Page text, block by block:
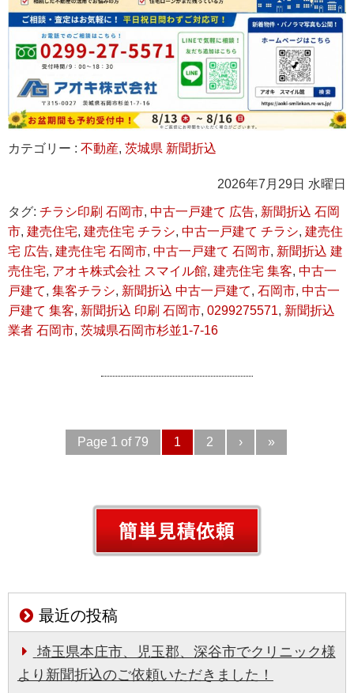
カテゴリー : 不動産, 茨城県 新聞折込
2026年7月29日 水曜日
タグ: チラシ印刷 石岡市, 中古一戸建て 広告, 新聞折込 石岡
市, 建売住宅, 建売住宅 チラシ, 中古一戸建て チラシ, 建売住
宅 広告, 建売住宅 石岡市, 中古一戸建て 石岡市, 新聞折込 建
売住宅, アオキ株式会社 スマイル館, 建売住宅 集客, 中古一
戸建て, 集客チラシ, 新聞折込 中古一戸建て, 石岡市, 中古一
戸建て 集客, 新聞折込 印刷 石岡市, 0299275571, 新聞折込
業者 石岡市, ​​茨城県石岡市杉並1-7-16
Page 1 of 79 1 2 › »
最近の投稿
埼玉県本庄市、児玉郡、深谷市でクリニック様
より新聞折込のご依頼いただきました！